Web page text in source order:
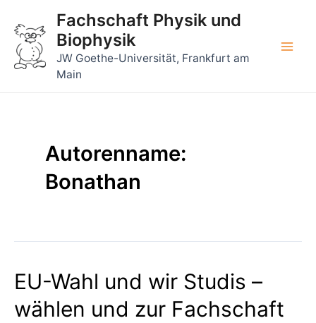
Inhalt
springen
Fachschaft Physik und
Biophysik
JW Goethe-Universität, Frankfurt am
Main
Autorenname:
Bonathan
EU-Wahl und wir Studis –
wählen und zur Fachschaft